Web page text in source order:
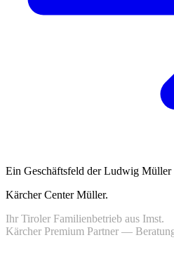
Ein Geschäftsfeld der Ludwig Müller
Kärcher Center Müller.
Ihr Tiroler Familienbetrieb aus Imst.
Kärcher Premium Partner —